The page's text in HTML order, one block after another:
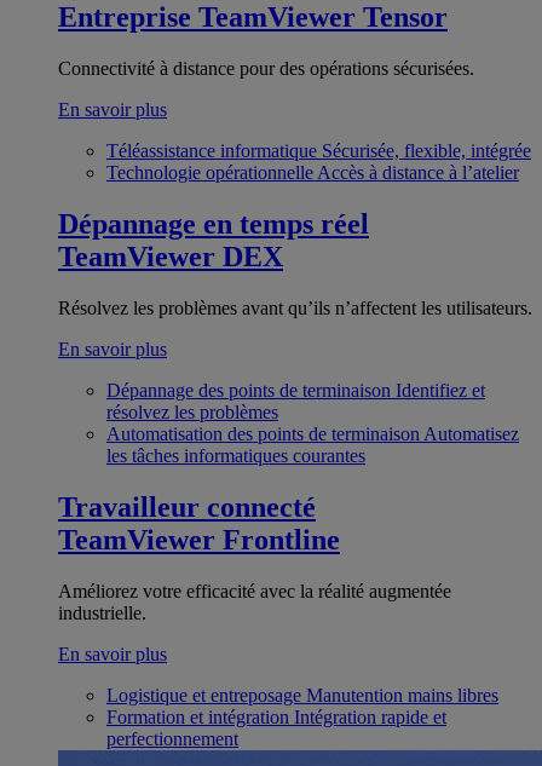
Entreprise TeamViewer Tensor
Connectivité à distance pour des opérations sécurisées.
En savoir plus
Téléassistance informatique Sécurisée, flexible, intégrée
Technologie opérationnelle Accès à distance à l’atelier
Dépannage en temps réel
TeamViewer DEX
Résolvez les problèmes avant qu’ils n’affectent les utilisateurs.
En savoir plus
Dépannage des points de terminaison Identifiez et
résolvez les problèmes
Automatisation des points de terminaison Automatisez
les tâches informatiques courantes
Travailleur connecté
TeamViewer Frontline
Améliorez votre efficacité avec la réalité augmentée
industrielle.
En savoir plus
Logistique et entreposage Manutention mains libres
Formation et intégration Intégration rapide et
perfectionnement